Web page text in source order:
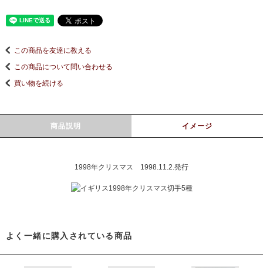
この商品を友達に教える
この商品について問い合わせる
買い物を続ける
商品説明 イメージ
1998年クリスマス 1998.11.2.発行
よく一緒に購入されている商品